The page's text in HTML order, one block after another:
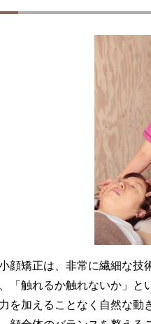
顔矯正は、非常に繊細な
「触れるか触れないか」
を加えることなく自然な